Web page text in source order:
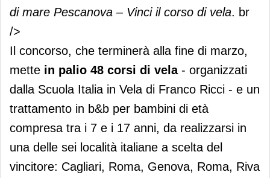
di mare Pescanova – Vinci il corso di vela. br
/>
Il concorso, che terminerà alla fine di marzo,
mette in palio 48 corsi di vela- organizzati
dalla Scuola Italia in Vela di Franco Ricci - e un
trattamento in b&b per bambini di età
compresa tra i 7 e i 17 anni, da realizzarsi in
una delle sei località italiane a scelta del
vincitore: Cagliari, Roma, Genova, Roma, Riva